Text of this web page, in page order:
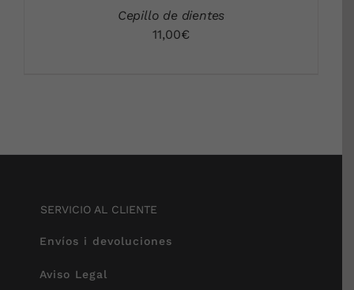
Cepillo de dientes
11,00€
SERVICIO AL CLIENTE
Envíos i devoluciones
Aviso Legal